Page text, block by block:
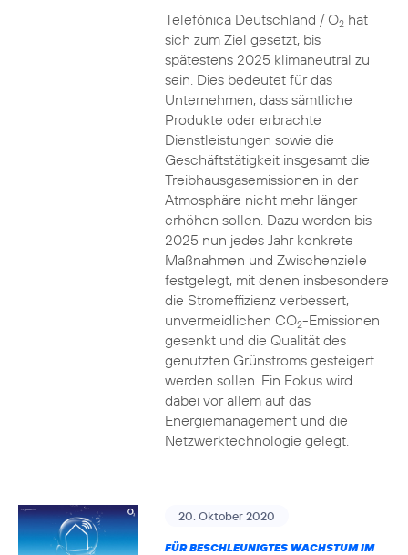
Telefónica Deutschland / O2hat
sich zum Ziel gesetzt, bis
spätestens 2025 klimaneutral zu
sein. Dies bedeutet für das
Unternehmen, dass sämtliche
Produkte oder erbrachte
Dienstleistungen sowie die
Geschäftstätigkeit insgesamt die
Treibhausgasemissionen in der
Atmosphäre nicht mehr länger
erhöhen sollen. Dazu werden bis
2025 nun jedes Jahr konkrete
Maßnahmen und Zwischenziele
festgelegt, mit denen insbesondere
die Stromeffizienz verbessert,
unvermeidlichen CO2-Emissionen
gesenkt und die Qualität des
genutzten Grünstroms gesteigert
werden sollen. Ein Fokus wird
dabei vor allem auf das
Energiemanagement und die
Netzwerktechnologie gelegt.
20. Oktober 2020
FÜR BESCHLEUNIGTES WACHSTUM IM